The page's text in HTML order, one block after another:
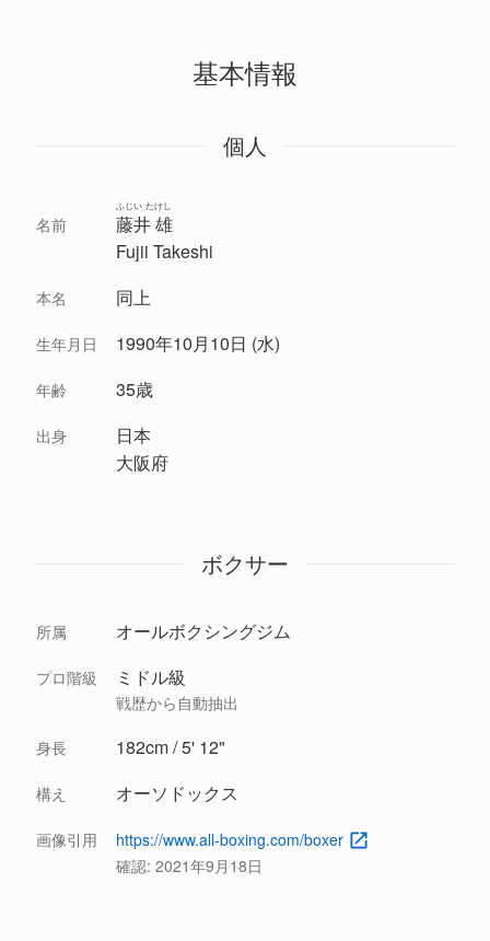
基本情報
個人
名前 藤井 雄
ふじい たけし
Fujii Takeshi
本名 同上
生年月日 1990年10月10日 (水)
年齢 35歳
出身
日本
大阪府
ボクサー
所属 オールボクシングジム
プロ階級 ミドル級
戦歴から自動抽出
身長 182cm / 5' 12"
構え オーソドックス
画像引用
https://www.all-boxing.com/boxer
確認: 2021年9月18日